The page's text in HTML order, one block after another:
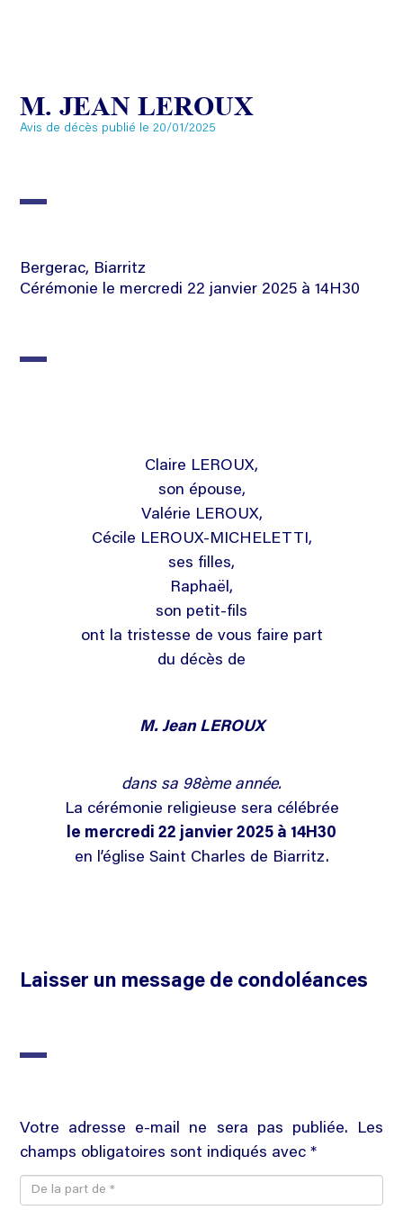
M. JEAN LEROUX
Avis de décès publié le 20/01/2025
Bergerac, Biarritz
Cérémonie le mercredi 22 janvier 2025 à 14H30
Claire LEROUX,
son épouse,
Valérie LEROUX,
Cécile LEROUX-MICHELETTI,
ses filles,
Raphaël,
son petit-fils
ont la tristesse de vous faire part
du décès de
M. Jean LEROUX
dans sa 98ème année.
La cérémonie religieuse sera célébrée
le mercredi 22 janvier 2025 à 14H30
en l’église Saint Charles de Biarritz.
Laisser un message de condoléances
Votre adresse e-mail ne sera pas publiée. Les
champs obligatoires sont indiqués avec *